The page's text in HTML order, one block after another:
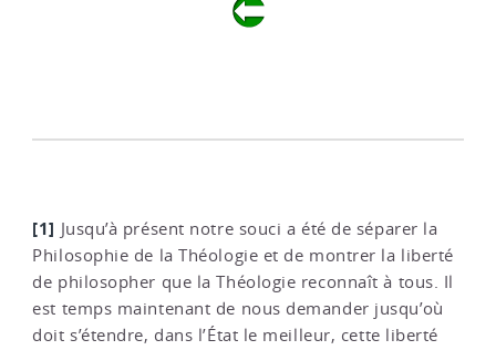
[1] Jusqu’à présent notre souci a été de séparer la
Philosophie de la Théologie et de montrer la liberté
de philosopher que la Théologie reconnaît à tous. Il
est temps maintenant de nous demander jusqu’où
doit s’étendre, dans l’État le meilleur, cette liberté